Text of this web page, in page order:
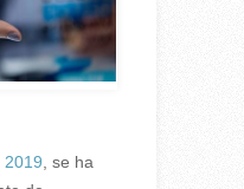
, se ha